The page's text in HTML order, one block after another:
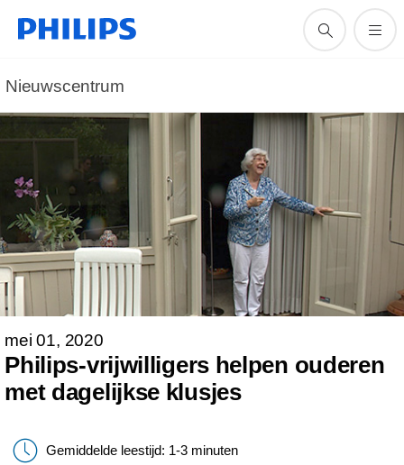
Nieuwscentrum
mei 01, 2020
Philips-vrijwilligers helpen ouderen
met dagelijkse klusjes
Gemiddelde leestijd: 1-3 minuten